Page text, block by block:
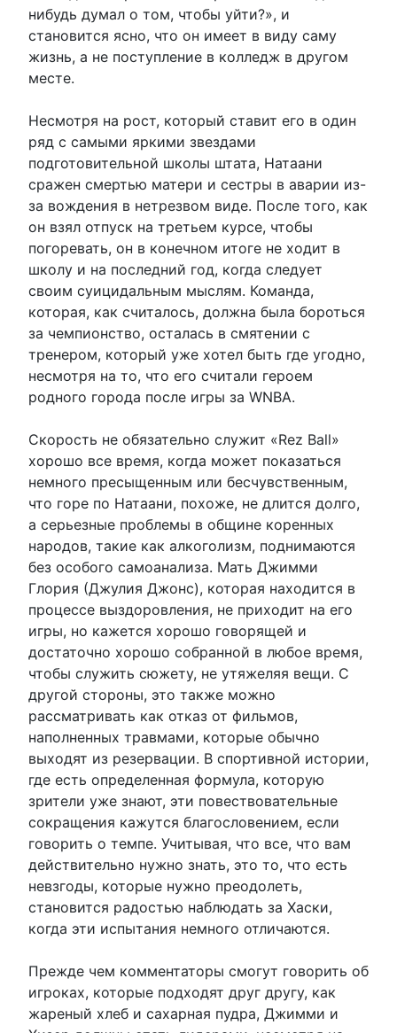
нибудь думал о том, чтобы уйти?», и
становится ясно, что он имеет в виду саму
жизнь, а не поступление в колледж в другом
месте.
Несмотря на рост, который ставит его в один
ряд с самыми яркими звездами
подготовительной школы штата, Натаани
сражен смертью матери и сестры в аварии из-
за вождения в нетрезвом виде. После того, как
он взял отпуск на третьем курсе, чтобы
погоревать, он в конечном итоге не ходит в
школу и на последний год, когда следует
своим суицидальным мыслям. Команда,
которая, как считалось, должна была бороться
за чемпионство, осталась в смятении с
тренером, который уже хотел быть где угодно,
несмотря на то, что его считали героем
родного города после игры за WNBA.
Скорость не обязательно служит «Rez Ball»
хорошо все время, когда может показаться
немного пресыщенным или бесчувственным,
что горе по Натаани, похоже, не длится долго,
а серьезные проблемы в общине коренных
народов, такие как алкоголизм, поднимаются
без особого самоанализа. Мать Джимми
Глория (Джулия Джонс), которая находится в
процессе выздоровления, не приходит на его
игры, но кажется хорошо говорящей и
достаточно хорошо собранной в любое время,
чтобы служить сюжету, не утяжеляя вещи. С
другой стороны, это также можно
рассматривать как отказ от фильмов,
наполненных травмами, которые обычно
выходят из резервации. В спортивной истории,
где есть определенная формула, которую
зрители уже знают, эти повествовательные
сокращения кажутся благословением, если
говорить о темпе. Учитывая, что все, что вам
действительно нужно знать, это то, что есть
невзгоды, которые нужно преодолеть,
становится радостью наблюдать за Хаски,
когда эти испытания немного отличаются.
Прежде чем комментаторы смогут говорить об
игроках, которые подходят друг другу, как
жареный хлеб и сахарная пудра, Джимми и